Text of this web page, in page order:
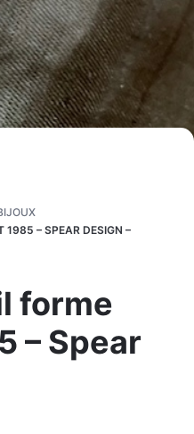
1985 – SPEAR DESIGN –
forme
– Spear